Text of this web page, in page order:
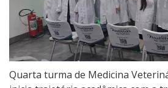
Quarta turma de Medicina